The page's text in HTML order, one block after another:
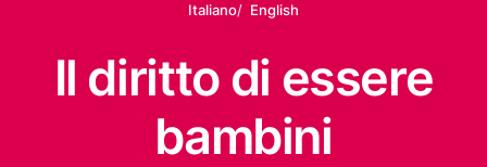
Italiano English
Il diritto di essere
bambini